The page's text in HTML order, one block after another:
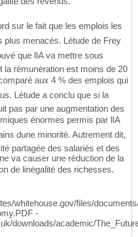
sur le fait que les emplois les
menacés. Létude de Frey
que lIA va mettre sous
la rémunération est moins de 20
aux 4 % des emplois qui
Létude a conclu que si la
pas par une augmentation des
énormes permis par lIA
dune minorité. Autrement dit,
partagée des salariés et des
va causer une réduction de la
de linégalité des richesses.
whitehouse.gov/files/
-
downloads/academic/